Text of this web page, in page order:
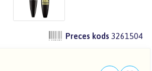
Preces kods 3261504